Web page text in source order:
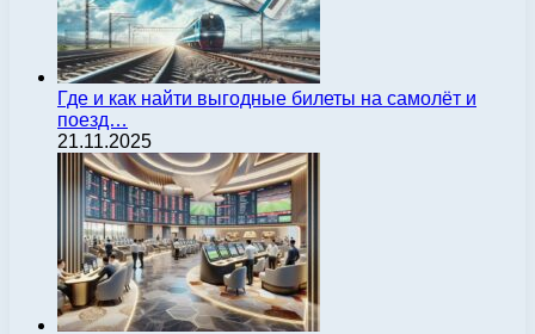
Где и как найти выгодные билеты на самолёт и
поезд…
21.11.2025